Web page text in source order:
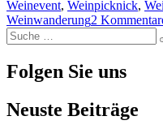
Weinevent, Weinpicknick,
Weinwanderung2
Suche
nach:
Folgen Sie uns
Neuste Beiträge